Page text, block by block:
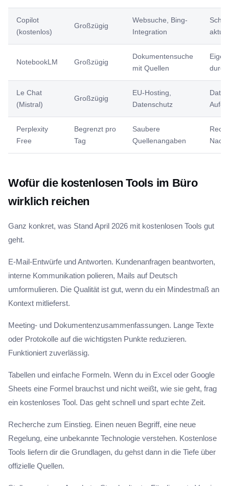
Copilot
(kostenlos)
Großzügig
Websuche, Bing-
Integration
NotebookLM Großzügig
Dokumentensuche
mit Quellen
Le Chat
(Mistral)
Großzügig
EU-Hosting,
Datenschutz
Perplexity
Free
Begrenzt pro
Tag
Saubere
Quellenangaben
Wofür die kostenlosen Tools im Büro
wirklich reichen
Ganz konkret, was Stand April 2026 mit kostenlosen Tools gut
geht.
E-Mail-Entwürfe und Antworten. Kundenanfragen beantworten,
interne Kommunikation polieren, Mails auf Deutsch
umformulieren. Die Qualität ist gut, wenn du ein Mindestmaß an
Kontext mitlieferst.
Meeting- und Dokumentenzusammenfassungen. Lange Texte
oder Protokolle auf die wichtigsten Punkte reduzieren.
Funktioniert zuverlässig.
Tabellen und einfache Formeln. Wenn du in Excel oder Google
Sheets eine Formel brauchst und nicht weißt, wie sie geht, frag
ein kostenloses Tool. Das geht schnell und spart echte Zeit.
Recherche zum Einstieg. Einen neuen Begriff, eine neue
Regelung, eine unbekannte Technologie verstehen. Kostenlose
Tools liefern dir die Grundlagen, du gehst dann in die Tiefe über
offizielle Quellen.